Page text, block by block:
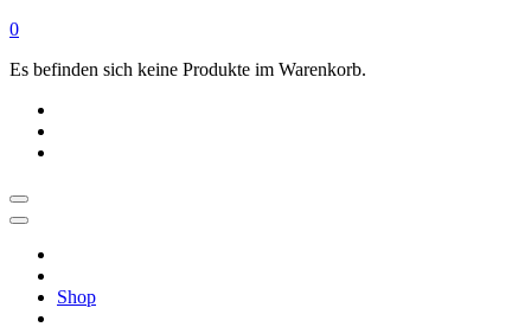
0
Es befinden sich keine Produkte im Warenkorb.
|Shop